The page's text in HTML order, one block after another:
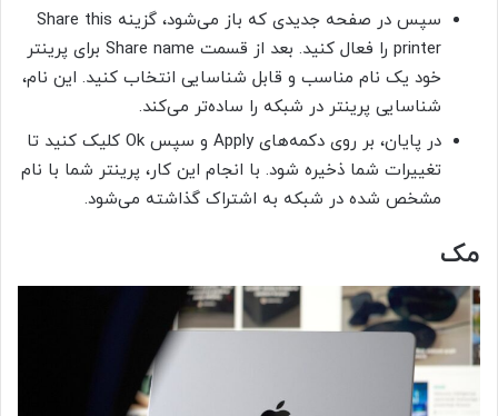
سپس در صفحه جدیدی که باز می‌شود، گزینه Share this
printer را فعال کنید. بعد از قسمت Share name برای پرینتر
خود یک نام مناسب و قابل شناسایی انتخاب کنید. این نام،
شناسایی پرینتر در شبکه را ساده‌تر می‌کند.
در پایان، بر روی دکمه‌های Apply و سپس Ok کلیک کنید تا
تغییرات شما ذخیره شود. با انجام این کار، پرینتر شما با نام
مشخص شده در شبکه به اشتراک گذاشته می‌شود.
مک